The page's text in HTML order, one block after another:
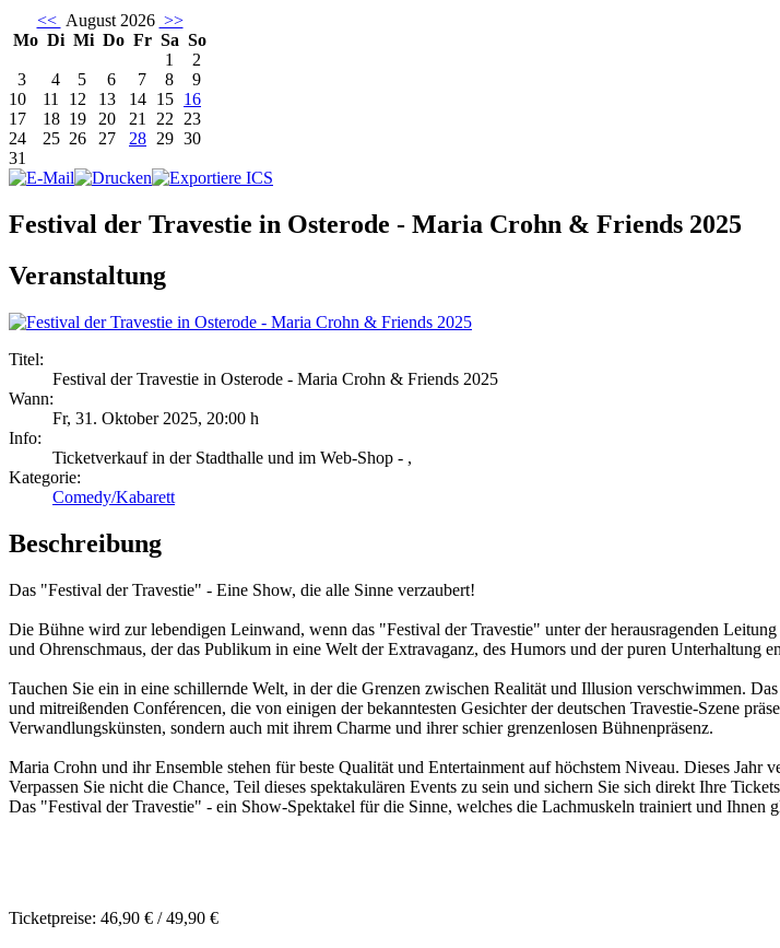
<< August 2026 >>
Mo Di Mi Do Fr Sa So
1
2
3
4 5 6 7 8
9
10
11 12 13 14 15 16
17
18 19 20 21 22 23
24
25 26 27 28 29 30
31
Festival der Travestie in Osterode - Maria Crohn & Friends 2025
Veranstaltung
Titel:
Festival der Travestie in Osterode - Maria Crohn & Friends 2025
Wann:
Fr, 31. Oktober 2025, 20:00 h
Info:
Ticketverkauf in der Stadthalle und im Web-Shop - ,
Kategorie:
Comedy/Kabarett
Beschreibung
Das "Festival der Travestie" - Eine Show, die alle Sinne verzaubert!
Die Bühne wird zur lebendigen Leinwand, wenn das "Festival der Travestie" unter der herausragenden
und Ohrenschmaus, der das Publikum in eine Welt der Extravaganz, des Humors und der puren Unterhaltung
Tauchen Sie ein in eine schillernde Welt, in der die Grenzen zwischen Realität und Illusion verschwimmen.
und mitreißenden Conférencen, die von einigen der bekanntesten Gesichter der deutschen Travestie-Szene
Verwandlungskünsten, sondern auch mit ihrem Charme und ihrer schier grenzenlosen Bühnenpräsenz.
Maria Crohn und ihr Ensemble stehen für beste Qualität und Entertainment auf höchstem Niveau. Dieses Jahr
Verpassen Sie nicht die Chance, Teil dieses spektakulären Events zu sein und sichern Sie sich direkt Ihre
Das "Festival der Travestie" - ein Show-Spektakel für die Sinne, welches die Lachmuskeln trainiert und Ihnen
Ticketpreise: 46,90 € / 49,90 €